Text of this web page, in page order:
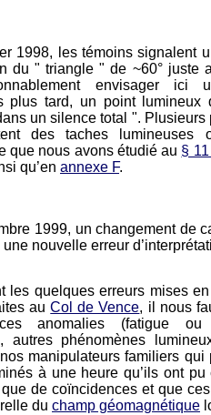
1998, les témoins signalent
du " triangle " de ~60° juste
envisager ici
plus tard, un point lumineux
un silence total ".
des taches
que nous avons étudié au §
qu’en annexe F.
1999, un changement de
nouvelle erreur
les quelques erreurs mises
auCol de Vence, il nous
anomalies (fatigue
, autres phénomènes
nos manipulateurs familiers
à une heure qu’ils ont pu
que de coïncidences et que
du champ géomagnétique